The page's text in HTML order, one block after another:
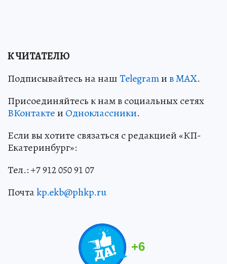
К ЧИТАТЕЛЮ
Подписывайтесь на нашTelegramив MAX.
Присоединяйтесь к нам в социальных сетях
ВКонтактеи Одноклассники.
Если вы хотите связаться с редакцией «КП-
Екатеринбург»:
Тел.: +7 912 050 91 07
Почтаkp.ekb@phkp.ru
+6